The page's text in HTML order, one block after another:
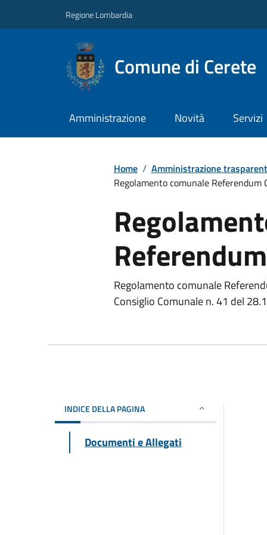
Regione Lombardia
Comune di Cerete
Amministrazione Novità Servizi
Home / Amministrazione
Regolamento comunale Referendum
Regolamento comunale
Consiglio Comunale n. 41 del
INDICE DELLA PAGINA
Documenti e Allegati